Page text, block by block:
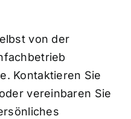
von der
Kontaktieren Sie
vereinbaren Sie